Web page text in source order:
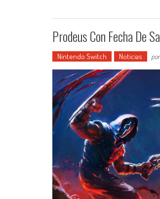
Prodeus Con Fecha De
Nintendo Switch Noticias por